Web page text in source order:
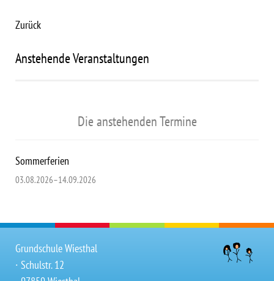
Zurück
Anstehende Veranstaltungen
Die anstehenden Termine
Sommerferien
03.08.2026–14.09.2026
Grundschule Wiesthal
∙ Schulstr. 12